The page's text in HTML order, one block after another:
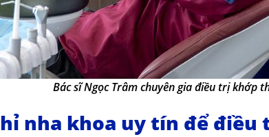
Bác sĩ Ngọc Trâm chuyên gia điều trị khớp
nha khoa uy tín để điều